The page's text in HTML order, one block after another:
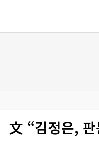
文 “김정은,